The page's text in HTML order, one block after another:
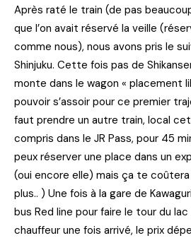
Après raté le train (de pas
que l’on avait réservé la veille
comme nous), nous avons pris le
Shinjuku. Cette fois pas de
monte dans le wagon « placement
pouvoir s’assoir pour ce premier
faut prendre un autre train, local
compris dans le JR Pass, pour 45
peux réserver une place dans un
(oui encore elle) mais ça te
plus.. ) Une fois à la gare de
bus Red line pour faire le tour du
chauffeur une fois arrivé, le prix